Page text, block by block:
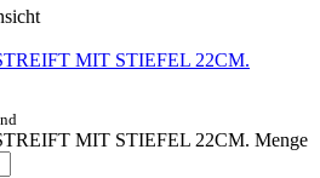
MIT STIEFEL 22CM.
MIT STIEFEL 22CM. Menge